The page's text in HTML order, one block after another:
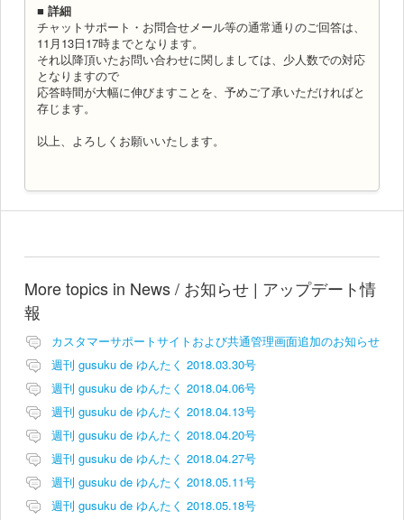
■ 詳細
チャットサポート・お問合せメール等の通常通りのご回答は、
11月13日17時までとなります。
それ以降頂いたお問い合わせに関しましては、少人数での対応
となりますので
応答時間が大幅に伸びますことを、予めご了承いただければと
存じます。
以上、よろしくお願いいたします。
More topics in News / お知らせ | アップデート情
報
カスタマーサポートサイトおよび共通管理画面追加のお知らせ
週刊 gusuku de ゆんたく 2018.03.30号
週刊 gusuku de ゆんたく 2018.04.06号
週刊 gusuku de ゆんたく 2018.04.13号
週刊 gusuku de ゆんたく 2018.04.20号
週刊 gusuku de ゆんたく 2018.04.27号
週刊 gusuku de ゆんたく 2018.05.11号
週刊 gusuku de ゆんたく 2018.05.18号